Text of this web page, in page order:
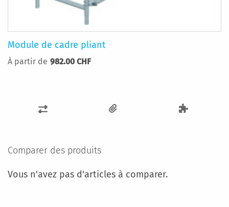
Module de cadre pliant
À partir de 982.00 CHF
AJOUTER
COMPARATEUR
Comparer des produits
Vous n'avez pas d'articles à comparer.